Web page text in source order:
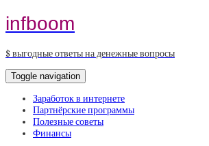
infboom
$ выгодные ответы на денежные вопросы
Toggle navigation
Заработок в интернете
Партнёрские программы
Полезные советы
Финансы